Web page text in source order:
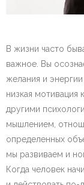
В жизни часто
важное. Вы
желания и
низкая мотивация
другими
мышлением,
определенных
мы развиваем и
Когда человек